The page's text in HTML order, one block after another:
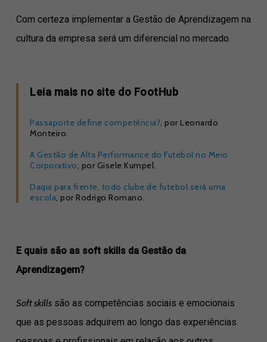
Com certeza implementar a Gestão de Aprendizagem na
cultura da empresa será um diferencial no mercado.
Leia mais no site do FootHub
Passaporte define competência?, por Leonardo
Monteiro.
A Gestão de Alta Performance do Futebol no Meio
Corporativo, por Gisele Kumpel.
Daqui para frente, todo clube de futebol será uma
escola, por Rodrigo Romano.
E quais são as soft skills da Gestão da
Aprendizagem?
Soft skillssão as competências sociais e emocionais
que as pessoas adquirem ao longo das experiências